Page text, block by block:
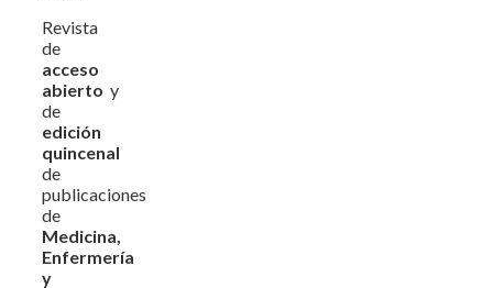
Revista
de
acceso
abierto y
de
edición
quincenal
de
publicaciones
de
Medicina,
Enfermería
y